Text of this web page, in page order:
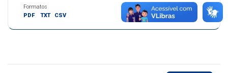
Formatos
PDF
TXT CSV